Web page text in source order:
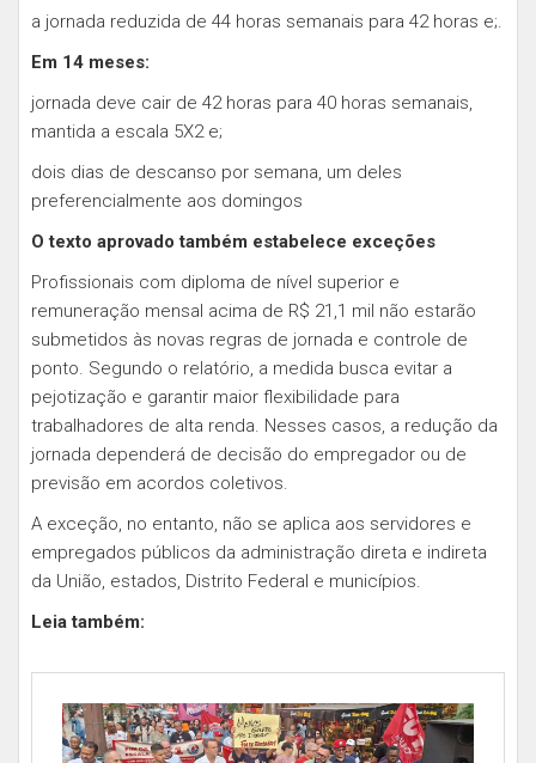
a jornada reduzida de 44 horas semanais para 42 horas e;.
Em 14 meses:
jornada deve cair de 42 horas para 40 horas semanais,
mantida a escala 5X2 e;
dois dias de descanso por semana, um deles
preferencialmente aos domingos
O texto aprovado também estabelece exceções
Profissionais com diploma de nível superior e
remuneração mensal acima de R$ 21,1 mil não estarão
submetidos às novas regras de jornada e controle de
ponto. Segundo o relatório, a medida busca evitar a
pejotização e garantir maior flexibilidade para
trabalhadores de alta renda. Nesses casos, a redução da
jornada dependerá de decisão do empregador ou de
previsão em acordos coletivos.
A exceção, no entanto, não se aplica aos servidores e
empregados públicos da administração direta e indireta
da União, estados, Distrito Federal e municípios.
Leia também: